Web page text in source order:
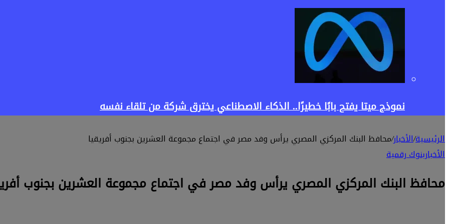
نموذج ميتا يفتح بابًا خطيرًا.. الذكاء الاصطناعي يخترق شركة من تلقاء نفسه
الرئيسية/الأخبار/محافظ البنك المركزي المصري يرأس وفد مصر في اجتماع مجموعة العشرين بجنوب أفريقيا
الأخباربنوك رقمية
محافظ البنك المركزي المصري يرأس وفد مصر في اجتماع مجموعة العشرين بجنوب